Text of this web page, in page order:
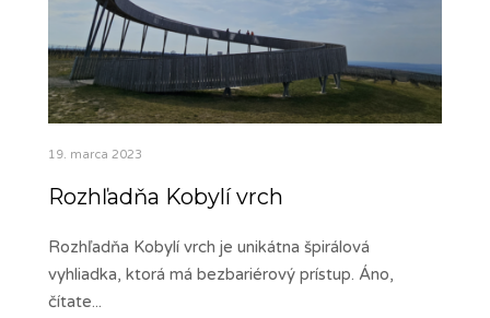
19. marca 2023
Rozhľadňa Kobylí vrch
Rozhľadňa Kobylí vrch je unikátna špirálová
vyhliadka, ktorá má bezbariérový prístup. Áno,
čítate...